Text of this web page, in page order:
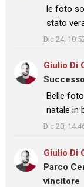
: “
le foto
stato
”
Dic 24,
Giulio Di
: “
Belle
natale in
”
Dic 20,
Giulio Di
Parco
vincitore